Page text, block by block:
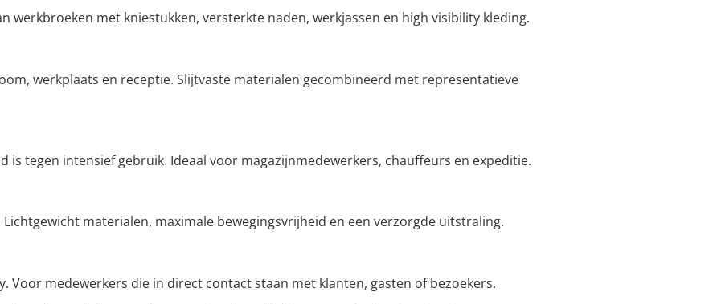
werkbroeken met kniestukken, versterkte naden, werkjassen en high visibility kleding.
werkplaats en receptie. Slijtvaste materialen gecombineerd met representatieve
tegen intensief gebruik. Ideaal voor magazijnmedewerkers, chauffeurs en expeditie.
materialen, maximale bewegingsvrijheid en een verzorgde uitstraling.
medewerkers die in direct contact staan met klanten, gasten of bezoekers.